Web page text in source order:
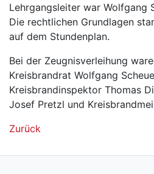
Lehrgangsleiter war Wolfgang
Die rechtlichen Grundlagen
auf dem Stundenplan.
Bei der Zeugnisverleihung
Kreisbrandrat Wolfgang
Kreisbrandinspektor Thomas
Josef Pretzl und
Zurück